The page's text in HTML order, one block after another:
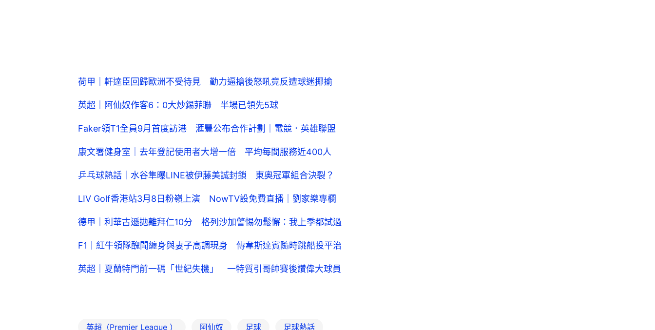
荷甲｜軒達臣回歸歐洲不受待見 勤力逼搶後怒吼竟反遭球迷揶揄
英超｜阿仙奴作客6：0大炒錫菲聯 半場已領先5球
Faker領T1全員9月首度訪港 滙豐公布合作計劃｜電競．英雄聯盟
康文署健身室｜去年登記使用者大增一倍 平均每間服務近400人
乒乓球熱話｜水谷隼曝LINE被伊藤美誠封鎖 東奧冠軍組合決裂？
LIV Golf香港站3月8日粉嶺上演 NowTV設免費直播｜劉家樂專欄
德甲｜利華古遜拋離拜仁10分 格列沙加警惕勿鬆懈：我上季都試過
F1｜紅牛領隊醜聞纏身與妻子高調現身 傳韋斯達賓隨時跳船投平治
英超｜夏蘭特門前一碼「世紀失機」 一特質引哥帥賽後讚偉大球員
英超（Premier League ） 阿仙奴 足球 足球熱話